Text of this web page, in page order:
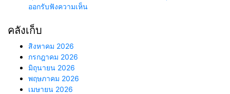
ออกรับฟังความเห็น
คลังเก็บ
สิงหาคม 2026
กรกฎาคม 2026
มิถุนายน 2026
พฤษภาคม 2026
เมษายน 2026